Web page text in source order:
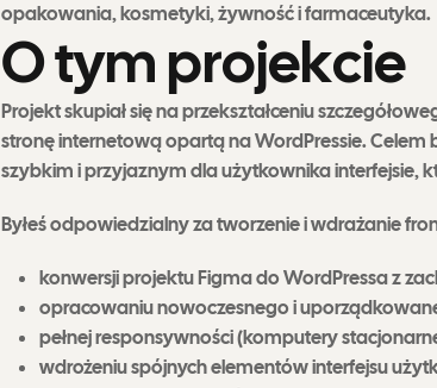
opakowania, kosmetyki, żywność i farmaceutyka.
Otymprojekcie
Projekt skupiał się na przekształceniu
stronę internetową opartą na WordPressie.
szybkim i przyjaznym dla użytkownika interfejsie,
Byłeś odpowiedzialny za tworzenie i wdrażanie
konwersji projektu Figma do WordPressa z
opracowaniu nowoczesnego i
pełnej responsywności (komputery
wdrożeniu spójnych elementów interfejsu